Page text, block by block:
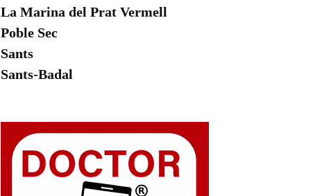
La Marina del Prat Vermell
Poble Sec
Sants
Sants-Badal